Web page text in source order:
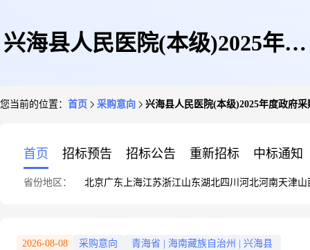
兴海县人民医院(本级)2025年度
您当前的位置： 首页 采购意向 兴海县人民医院(本级)2025年度政府
首页 招标预告 招标公告 重新招标 中标通知
省份地区： 北京广东 上海江苏浙江山东湖北四川 河北河南天津山
2026-08-08 采购意向 青海省 海南藏族自治州 兴海县